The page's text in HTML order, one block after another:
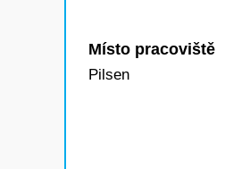
Místo pracoviště
Pilsen